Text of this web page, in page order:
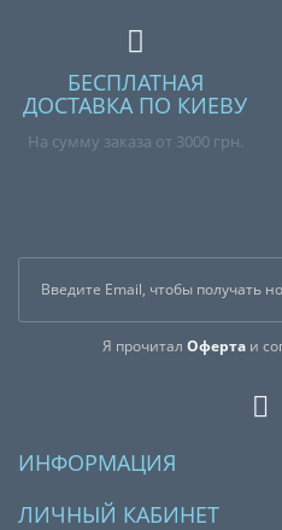
БЕСПЛАТНАЯ
ДОСТАВКА ПО КИЕВУ
На сумму заказа от 3000 грн.
Я прочитал Офертаи
ИНФОРМАЦИЯ
ЛИЧНЫЙ КАБИНЕТ